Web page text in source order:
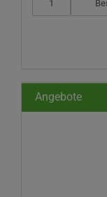
BESTELL-,
EIN.
Angebote